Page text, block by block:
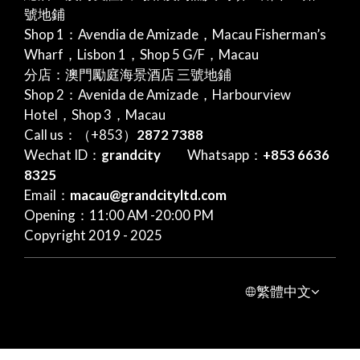
號地鋪
Shop 1：Avendia de Amizade，Macau Fisherman’s
Wharf，Lisbon 1，Shop 5 G/F，Macau
分店：澳門勵庭海景酒店 三號地鋪
Shop 2：Avenida de Amizade，Harbourview
Hotel，Shop 3，Macau
Call us：（+853） 2872 7388
Wechat ID： grandcity Whatsapp： +853 6636
8325
Email： macau@grandcityltd.com
Opening：11:00 AM -20:00 PM
Copyright 2019 - 2025
繁體中文